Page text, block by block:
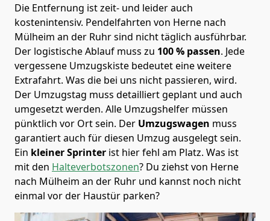
Die Entfernung ist zeit- und leider auch
kostenintensiv. Pendelfahrten von Herne nach
Mülheim an der Ruhr sind nicht täglich ausführbar.
Der logistische Ablauf muss zu 100 % passen. Jede
vergessene Umzugskiste bedeutet eine weitere
Extrafahrt. Was die bei uns nicht passieren, wird.
Der Umzugstag muss detailliert geplant und auch
umgesetzt werden. Alle Umzugshelfer müssen
pünktlich vor Ort sein. Der Umzugswagen muss
garantiert auch für diesen Umzug ausgelegt sein.
Ein kleiner Sprinter ist hier fehl am Platz. Was ist
mit den Halteverbotszonen? Du ziehst von Herne
nach Mülheim an der Ruhr und kannst noch nicht
einmal vor der Haustür parken?